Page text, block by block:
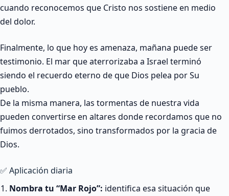
cuando reconocemos que Cristo nos sostiene en medio
del dolor.
Finalmente, lo que hoy es amenaza, mañana puede ser
testimonio. El mar que aterrorizaba a Israel terminó
siendo el recuerdo eterno de que Dios pelea por Su
pueblo.
De la misma manera, las tormentas de nuestra vida
pueden convertirse en altares donde recordamos que no
fuimos derrotados, sino transformados por la gracia de
Dios.
✅ Aplicación diaria
Nombra tu “Mar Rojo”: identifica esa situación que